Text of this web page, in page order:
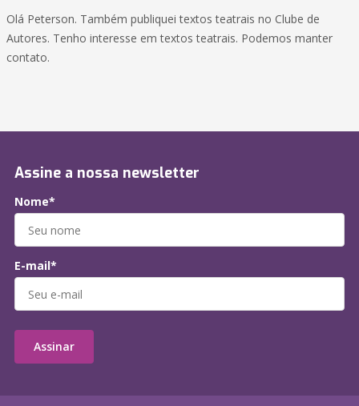
Olá Peterson. Também publiquei textos teatrais no Clube de
Autores. Tenho interesse em textos teatrais. Podemos manter
contato.
Assine a nossa newsletter
Nome*
E-mail*
Assinar